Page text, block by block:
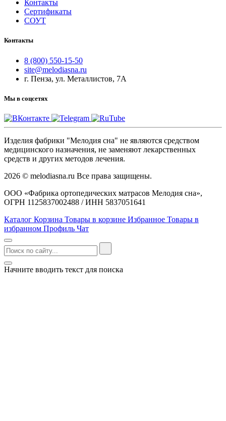
Контакты
Сертификаты
СОУТ
Контакты
8 (800) 550-15-50
site@melodiasna.ru
г. Пенза, ул. Металлистов, 7А
Мы в соцсетях
Изделия фабрики "Мелодия сна" не являются средством
медицинского назначения, не заменяют лекарственных
средств и других методов лечения.
2026 © melodiasna.ru Все права защищены.
ООО «Фабрика ортопедических матрасов Мелодия сна»,
ОГРН 1125837002488 / ИНН 5837051641
Каталог Корзина Товары в корзине Избранное Товары в
избранном Профиль Чат
Начните вводить текст для поиска